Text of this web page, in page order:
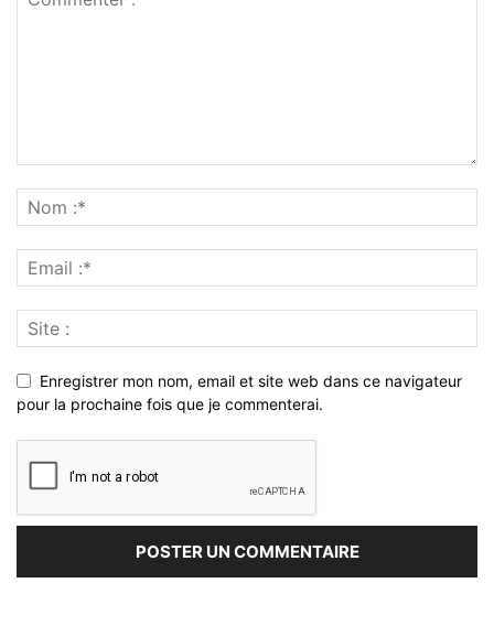
Enregistrer mon nom, email et site web dans ce navigateur
pour la prochaine fois que je commenterai.